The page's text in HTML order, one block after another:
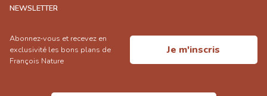
NEWSLETTER
Abonnez-vous et recevez en
exclusivité les bons plans de
François Nature
Je m'inscris